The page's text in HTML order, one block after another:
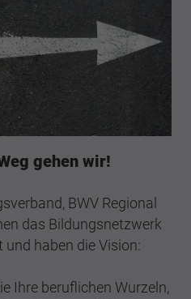
gehen wir!
BWV Regional
das Bildungsnetzwerk
haben die Vision:
Ihre beruflichen Wurzeln,